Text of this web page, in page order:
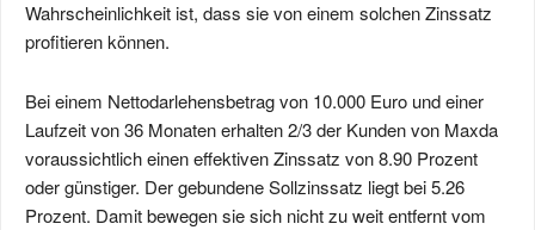
Wahrscheinlichkeit ist, dass sie von einem solchen Zinssatz
profitieren können.
Bei einem Nettodarlehensbetrag von 10.000 Euro und einer
Laufzeit von 36 Monaten erhalten 2/3 der Kunden von Maxda
voraussichtlich einen effektiven Zinssatz von 8.90 Prozent
oder günstiger. Der gebundene Sollzinssatz liegt bei 5.26
Prozent. Damit bewegen sie sich nicht zu weit entfernt vom